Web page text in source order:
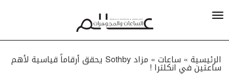
الرئيسية » ساعات» مزاد Sothby يحقق أرقاماً قياسية لأهم
ساعتين في انكلترا !